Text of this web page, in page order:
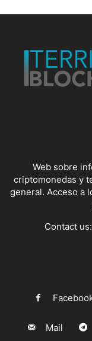
Web sobre
criptomonedas y
general. Acceso a
Contact us:
Mail